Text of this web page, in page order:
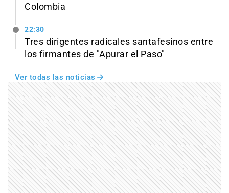
Colombia
22:30
Tres dirigentes radicales santafesinos entre
los firmantes de "Apurar el Paso"
Ver todas las noticias